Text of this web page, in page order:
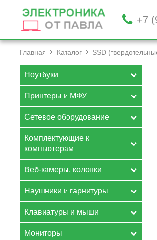
+7
Главная Каталог SSD
Ноутбуки
Принтеры и МФУ
Сетевое оборудование
Комплектующие к
компьютерам
Веб-камеры, колонки
Наушники и гарнитуры
Клавиатуры и мыши
Мониторы